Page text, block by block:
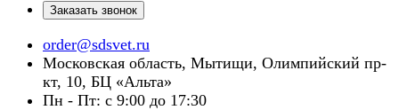
Заказать звонок
order@sdsvet.ru
Московская область, Мытищи, Олимпийский пр-
кт, 10, БЦ «Альта»
Пн - Пт: с 9:00 до 17:30